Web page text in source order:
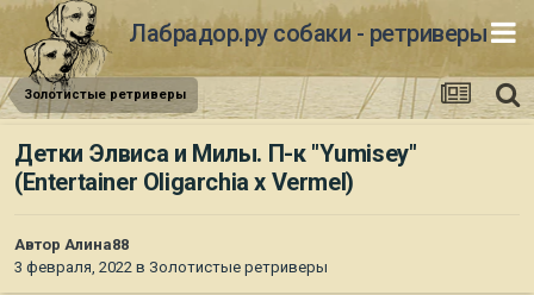
Лабрадор.ру собаки - ретриверы
Золотистые ретриверы
Детки Элвиса и Милы. П-к "Yumisey"
(Entertainer Oligarchia x Vermel)
Автор Алина88
3 февраля, 2022 в Золотистые ретриверы